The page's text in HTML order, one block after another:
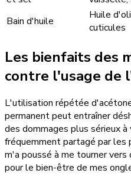
Bain d'huile
Huile
cuticules
Les bienfaits des
contre l'usage de
L'utilisation répétée
permanent peut entraîner
des dommages plus sérieux
fréquemment partagé par les
m'a poussé à me tourner
pour le bien-être de mes